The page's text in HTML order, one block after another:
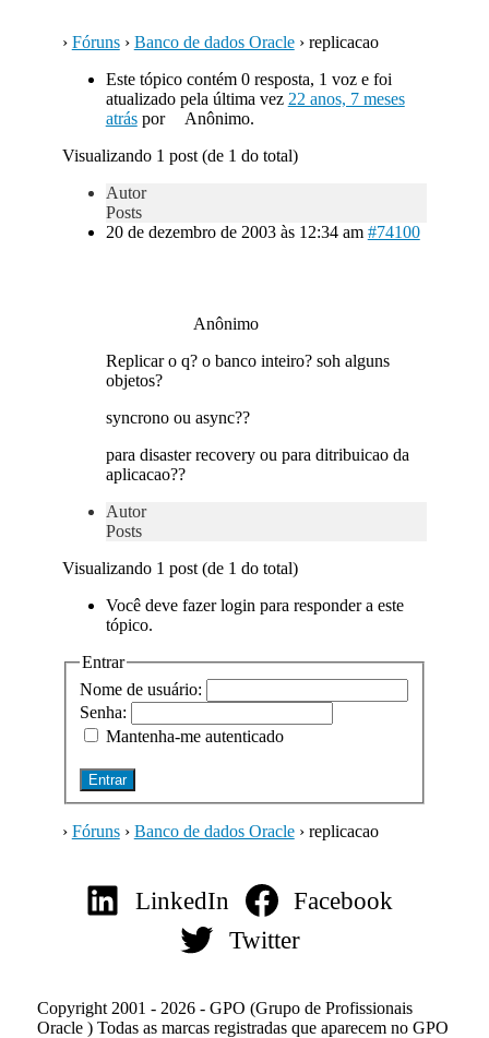
› Fóruns › Banco de dados Oracle › replicacao
Este tópico contém 0 resposta, 1 voz e foi
atualizado pela última vez 22 anos, 7 meses
atráspor
Anônimo.
Visualizando 1 post (de 1 do total)
Autor
Posts
20 de dezembro de 2003 às 12:34 am #74100
Anônimo
Replicar o q? o banco inteiro? soh alguns
objetos?
syncrono ou async??
para disaster recovery ou para ditribuicao da
aplicacao??
Autor
Posts
Visualizando 1 post (de 1 do total)
Você deve fazer login para responder a este
tópico.
Entrar
Nome de usuário:
Senha:
Mantenha-me autenticado
Entrar
› Fóruns › Banco de dados Oracle › replicacao
LinkedIn
Facebook
Twitter
Copyright 2001 - 2026 - GPO (Grupo de Profissionais
Oracle ) Todas as marcas registradas que aparecem no GPO